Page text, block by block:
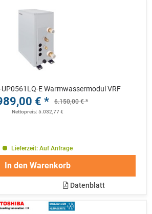
E Warmwassermodul VRF
€ * 6.150,00 € *
Nettopreis: 5.032,77 €
Lieferzeit: Auf Anfrage
In den Warenkorb
Datenblatt